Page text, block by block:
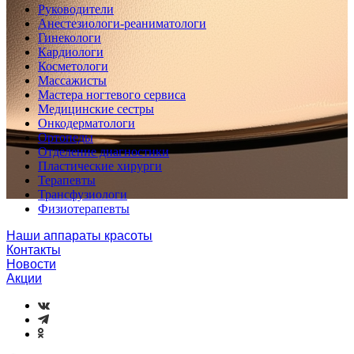
Руководители
Анестезиологи-реаниматологи
Гинекологи
Кардиологи
Косметологи
Массажисты
Мастера ногтевого сервиса
Медицинские сестры
Онкодерматологи
Ортопеды
Отделение диагностики
Пластические хирурги
Терапевты
Трансфузиологи
Физиотерапевты
Наши аппараты красоты
Контакты
Новости
Акции